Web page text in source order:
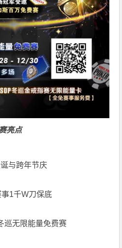
亮点
与跨年节庆
1千W刀保底
巡无限能量免费赛